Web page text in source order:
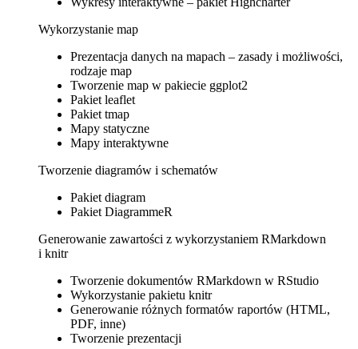
Wykorzystanie map
Prezentacja danych na mapach – zasady i możliwości,
rodzaje map
Tworzenie map w pakiecie ggplot2
Pakiet leaflet
Pakiet tmap
Mapy statyczne
Mapy interaktywne
Tworzenie diagramów i schematów
Pakiet diagram
Pakiet DiagrammeR
Generowanie zawartości z wykorzystaniem RMarkdown
i knitr
Tworzenie dokumentów RMarkdown w RStudio
Wykorzystanie pakietu knitr
Generowanie różnych formatów raportów (HTML,
PDF, inne)
Tworzenie prezentacji